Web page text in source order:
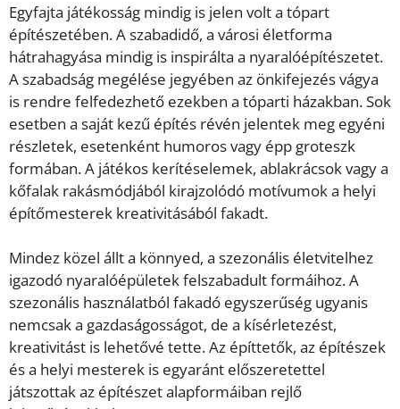
Egyfajta játékosság mindig is jelen volt a tópart
építészetében. A szabadidő, a városi életforma
hátrahagyása mindig is inspirálta a nyaralóépítészetet.
A szabadság megélése jegyében az önkifejezés vágya
is rendre felfedezhető ezekben a tóparti házakban. Sok
esetben a saját kezű építés révén jelentek meg egyéni
részletek, esetenként humoros vagy épp groteszk
formában. A játékos kerítéselemek, ablakrácsok vagy a
kőfalak rakásmódjából kirajzolódó motívumok a helyi
építőmesterek kreativitásából fakadt.
Mindez közel állt a könnyed, a szezonális életvitelhez
igazodó nyaralóépületek felszabadult formáihoz. A
szezonális használatból fakadó egyszerűség ugyanis
nemcsak a gazdaságosságot, de a kísérletezést,
kreativitást is lehetővé tette. Az építtetők, az építészek
és a helyi mesterek is egyaránt előszeretettel
játszottak az építészet alapformáiban rejlő